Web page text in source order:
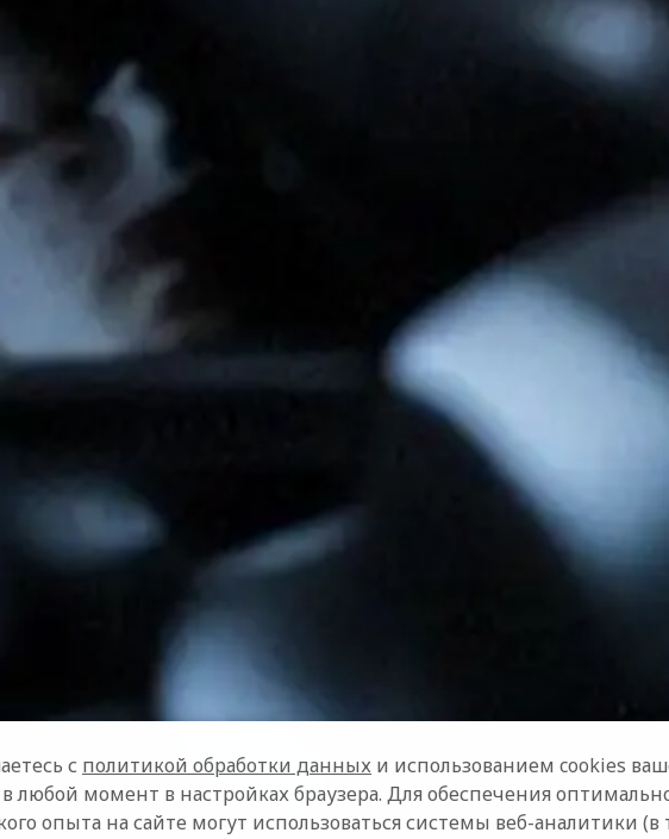
с политикой обработки данных и использованием cookies
любой момент в настройках браузера. Для обеспечения
опыта на сайте могут использоваться системы веб-аналитики (в